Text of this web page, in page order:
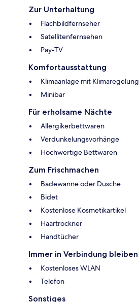
Zur Unterhaltung
Flachbildfernseher
Satellitenfernsehen
Pay-TV
Komfortausstattung
Klimaanlage mit Klimaregelung
Minibar
Für erholsame Nächte
Allergikerbettwaren
Verdunkelungsvorhänge
Hochwertige Bettwaren
Zum Frischmachen
Badewanne oder Dusche
Bidet
Kostenlose Kosmetikartikel
Haartrockner
Handtücher
Immer in Verbindung bleiben
Kostenloses WLAN
Telefon
Sonstiges